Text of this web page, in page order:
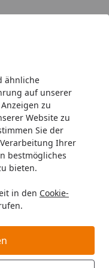
ähnliche
auf unserer
zu
Website zu
Sie der
Ihrer
bestmögliches
bieten.
in den Cookie-
Dogs'n Tiger